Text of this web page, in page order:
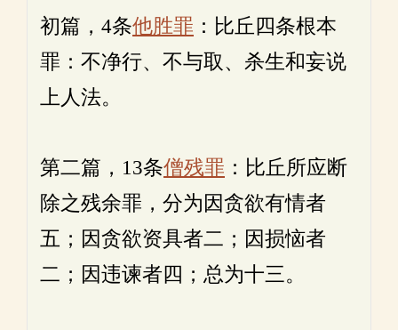
初篇，4条他胜罪 ：比丘四条根本
罪：不净行、不与取、杀生和妄说
上人法。
第二篇，13条僧残罪 ：比丘所应断
除之残余罪，分为因贪欲有情者
五；因贪欲资具者二；因损恼者
二；因违谏者四；总为十三。